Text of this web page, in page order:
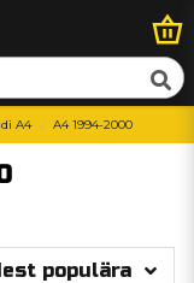
A4 A4 1994-2000
populära